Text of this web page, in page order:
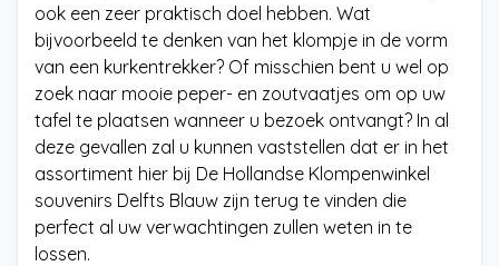
ook een zeer praktisch doel hebben. Wat
bijvoorbeeld te denken van het klompje in de vorm
van een kurkentrekker? Of misschien bent u wel op
zoek naar mooie peper- en zoutvaatjes om op uw
tafel te plaatsen wanneer u bezoek ontvangt? In al
deze gevallen zal u kunnen vaststellen dat er in het
assortiment hier bij De Hollandse Klompenwinkel
souvenirs Delfts Blauw zijn terug te vinden die
perfect al uw verwachtingen zullen weten in te
lossen.